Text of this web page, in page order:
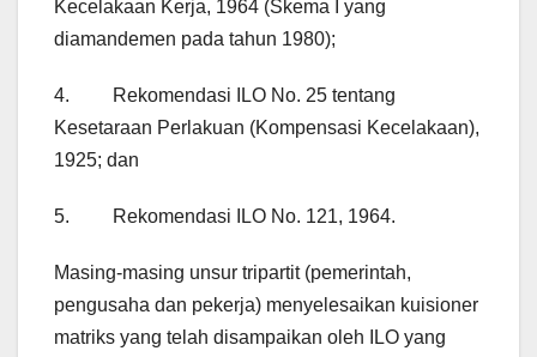
Kecelakaan Kerja, 1964 (Skema I yang
diamandemen pada tahun 1980);
4. Rekomendasi ILO No. 25 tentang
Kesetaraan Perlakuan (Kompensasi Kecelakaan),
1925; dan
5. Rekomendasi ILO No. 121, 1964.
Masing-masing unsur tripartit (pemerintah,
pengusaha dan pekerja) menyelesaikan kuisioner
matriks yang telah disampaikan oleh ILO yang